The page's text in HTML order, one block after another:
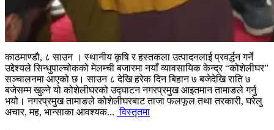
काठमाण्डौ, ८ साउन । स्थानीय कृषि र हस्तकला उत्पादनलाई प्रवर्द्धन गर्ने
उद्देश्यले सिन्धुपाल्चोकको मेलम्ची बजारमा नयाँ व्यावसायिक केन्द्र “कोशेलीघर”
सञ्चालनमा आएको छ। साउन ८ देखि हरेक दिन बिहान ७ बजेदेखि राति ७
बजेसम्म खुल्ने यो कोशेलीघरको उद्घाटन नगरप्रमुख आइतमान तामाङले गर्नु
भयो। नगरप्रमुख तामाङले कोशेलीघरबाट ताजा फलफूल तथा तरकारी, घरेलु
अचार, मह, भान्साका आवश्यक... विस्तृतमा